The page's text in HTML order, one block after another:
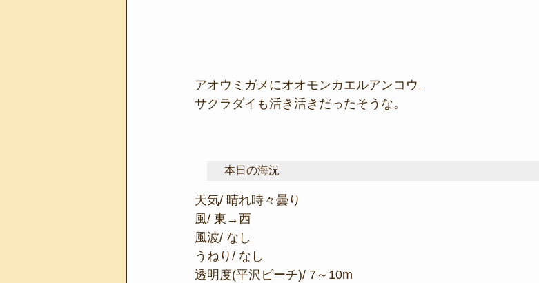
アオウミガメにオオモンカエルアンコウ。
サクラダイも活き活きだったそうな。
本日の海況
天気/ 晴れ時々曇り
風/ 東→西
風波/ なし
うねり/ なし
透明度(平沢ビーチ)/ 7～10m